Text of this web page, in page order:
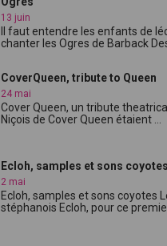
13 juin
Il faut entendre les enfants de
chanter les Ogres de Barback Des
CoverQueen, tribute to Queen
24 mai
Cover Queen, un tribute
Niçois de Cover Queen étaient ...
Ecloh, samples et sons coyotes
2 mai
Ecloh, samples et sons coyotes
stéphanois Ecloh, pour ce premier